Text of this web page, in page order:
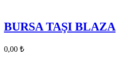
BURSA TAŞI BLAZA
0,00 ₺